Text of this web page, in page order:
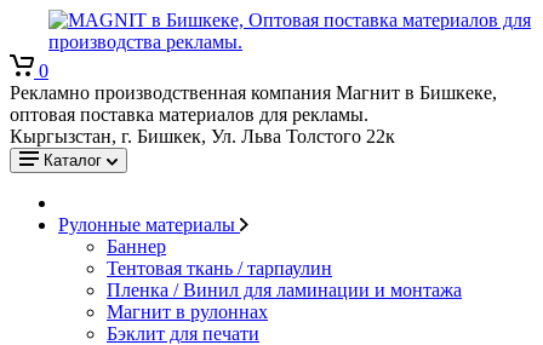
0
Рекламно производственная компания Магнит в Бишкеке,
оптовая поставка материалов для рекламы.
Кыргызстан, г. Бишкек, Ул. Льва Толстого 22к
Каталог
Рулонные материалы
Баннер
Тентовая ткань / тарпаулин
Пленка / Винил для ламинации и монтажа
Магнит в рулоннах
Бэклит для печати